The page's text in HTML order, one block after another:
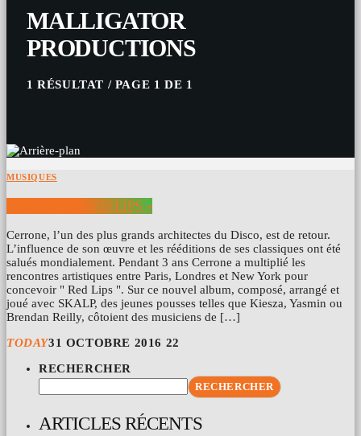
MALLIGATOR
PRODUCTIONS
1 RÉSULTAT / PAGE 1 DE 1
MUSIQUES
CERRONE « RED LIPS »
Cerrone, l’un des plus grands architectes du Disco, est de retour.
L’influence de son œuvre et les rééditions de ses classiques ont été
salués mondialement. Pendant 3 ans Cerrone a multiplié les
rencontres artistiques entre Paris, Londres et New York pour
concevoir " Red Lips ". Sur ce nouvel album, composé, arrangé et
joué avec SKALP, des jeunes pousses telles que Kiesza, Yasmin ou
Brendan Reilly, côtoient des musiciens de […]
TODAY31 OCTOBRE 2016 22
RECHERCHER
RECHERCHER
ARTICLES RÉCENTS